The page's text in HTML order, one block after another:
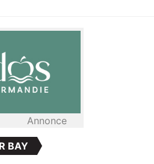
Annonce
BAY